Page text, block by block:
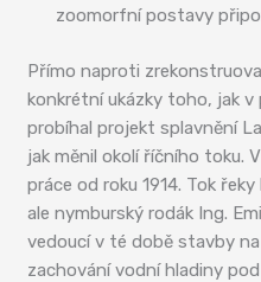
zoomorfní postavy
Přímo naproti
konkrétní ukázky toho, jak
probíhal projekt splavnění
jak měnil okolí říčního toku.
práce od roku 1914. Tok
ale nymburský rodák Ing.
vedoucí v té době stavby
zachování vodní hladiny